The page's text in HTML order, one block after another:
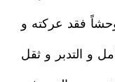
فقد عركته و
و التدبر و ثقل